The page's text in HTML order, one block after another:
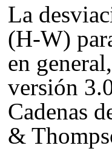
La
(H-W)
en
versión
Cadenas
&